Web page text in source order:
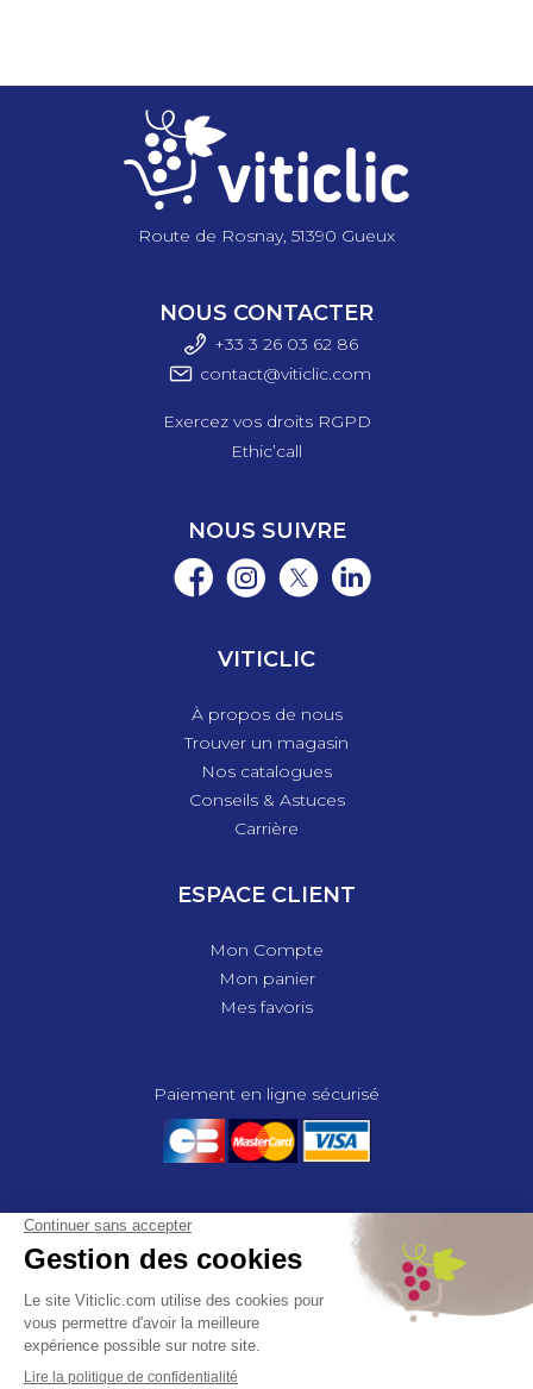
Route de Rosnay, 51390 Gueux
NOUS CONTACTER
+33 3 26 03 62 86
contact@viticlic.com
Exercez vos droits RGPD
Ethic’call
NOUS SUIVRE
VITICLIC
À propos de nous
Trouver un magasin
Nos catalogues
Conseils & Astuces
Carrière
ESPACE CLIENT
Mon Compte
Mon panier
Mes favoris
Paiement en ligne sécurisé
© 2025 - GROUPE COMPAS, TOUS DROITS RÉSERVÉS.
MENTIONS LÉGALES
CGV
POLITIQUE DE CONFIDENTIALITÉ